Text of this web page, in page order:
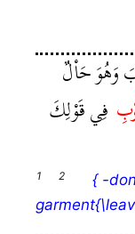
وَهُوَ حَاْلٌ
فِي قَوْلِكَ
{ -